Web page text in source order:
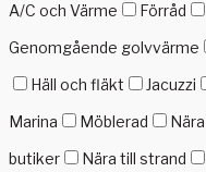
A/C och Värme
Förråd
Genomgående golvvärme
Häll och fläkt
Jacuzzi
Marina
Möblerad
butiker
Nära till strand